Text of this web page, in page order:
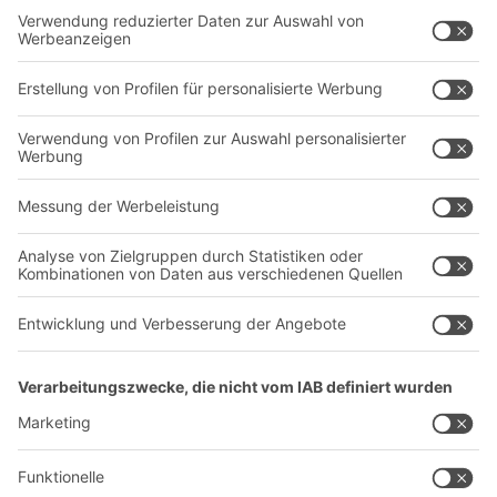
Behältersysteme
Regalsysteme
Transportsysteme
Unternehmen
Standorte weltweit
Produktionsstandorte
Follow us
BIT O
YOUR LIFE.